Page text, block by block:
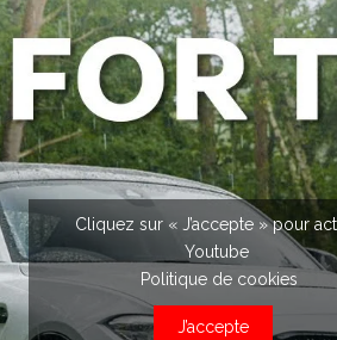
Cliquez sur « J’accepte » pour
Youtube
Politique de cookies
J’accepte